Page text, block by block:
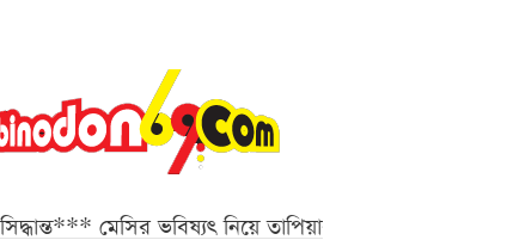
মেসির ভবিষ্যৎ নিয়ে তাপিয়ার স্পষ্ট বার্তা***